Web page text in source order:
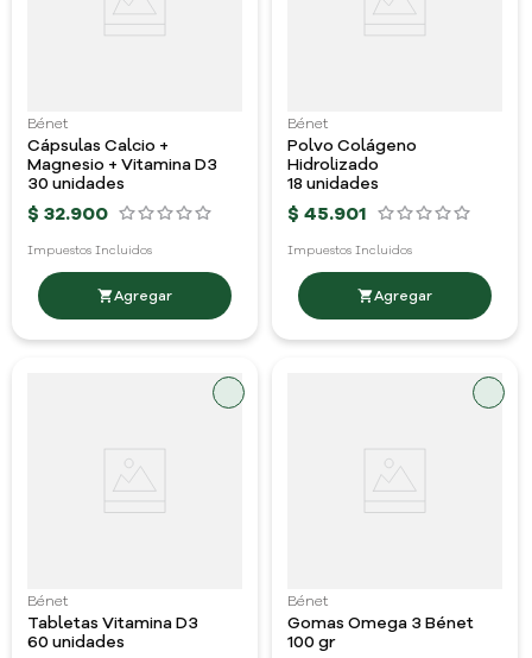
Bénet
Cápsulas Calcio +
Magnesio + Vitamina D3
30 unidades
$ 32.900
Impuestos Incluidos
Bénet
Polvo Colágeno
Hidrolizado
18 unidades
$ 45.901
Impuestos Incluidos
Bénet
Tabletas Vitamina D3
60 unidades
Bénet
Gomas Omega 3 Bénet
100 gr